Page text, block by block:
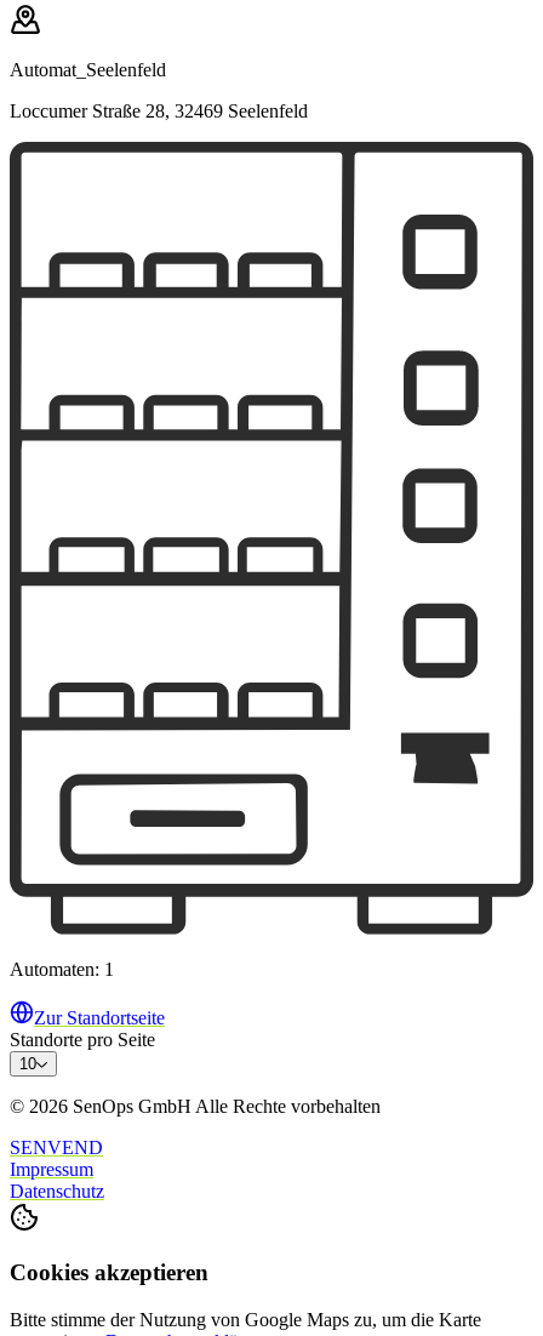
Automat_Seelenfeld
Loccumer Straße 28, 32469 Seelenfeld
Automaten: 1
Zur Standortseite
Standorte pro Seite
10
© 2026 SenOps GmbH Alle Rechte vorbehalten
SENVEND
Impressum
Datenschutz
Cookies akzeptieren
Bitte stimme der Nutzung von Google Maps zu, um die Karte